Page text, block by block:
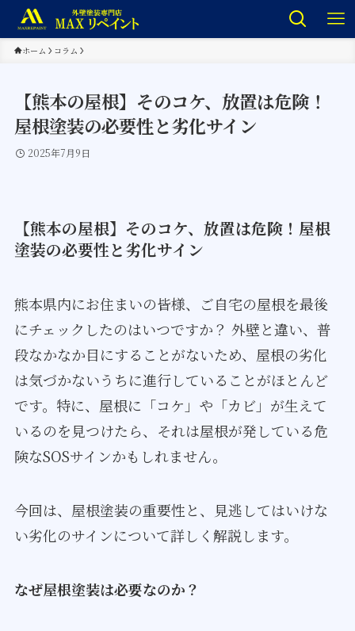
ホーム コラム
【熊本の屋根】そのコケ、放置は危険！
屋根塗装の必要性と劣化サイン
2025年7月9日
【熊本の屋根】そのコケ、放置は危険！屋根
塗装の必要性と劣化サイン
熊本県内にお住まいの皆様、ご自宅の屋根を最後
にチェックしたのはいつですか？ 外壁と違い、普
段なかなか目にすることがないため、屋根の劣化
は気づかないうちに進行していることがほとんど
です。特に、屋根に「コケ」や「カビ」が生えて
いるのを見つけたら、それは屋根が発している危
険なSOSサインかもしれません。
今回は、屋根塗装の重要性と、見逃してはいけな
い劣化のサインについて詳しく解説します。
なぜ屋根塗装は必要なのか？